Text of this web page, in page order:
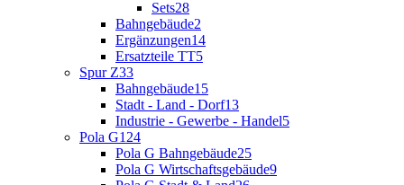
Sets28
Bahngebäude2
Ergänzungen14
Ersatzteile TT5
Spur Z33
Bahngebäude15
Stadt - Land - Dorf13
Industrie - Gewerbe - Handel5
Pola G124
Pola G Bahngebäude25
Pola G Wirtschaftsgebäude9